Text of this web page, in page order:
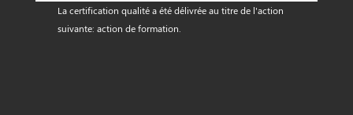
La certification qualité a été délivrée au titre de l'action
suivante: action de formation.